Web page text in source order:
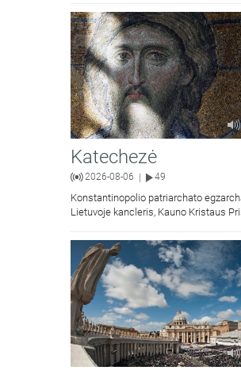
Katechezė
2026-08-06 49
Konstantinopolio patriarchato
Lietuvoje kancleris, Kauno Kristaus
kunigas Vitalijus Mockus pasakoja
Kristaus Atsimainymo šventę.